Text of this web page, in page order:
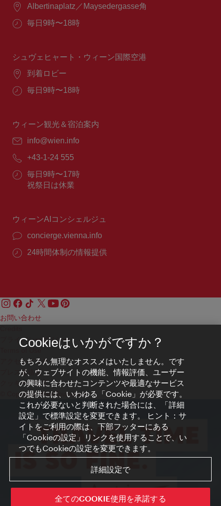
場
Albertinaplatz／Maysedergasse角
営
間：
毎日9時〜18時
シュヴェヒャート・ウィーン国際空港
場
到着ロビー
営
間：
毎日9時〜18時
ウィーン観光＆宿泊案内
E
ー
ル：
info@wien.info
電
番
号：
+43-1-24 555
営
業
毎日9時〜17時
祝祭日は休業
ウィーンAIコンシェルジュ
concierge.vienna.info
24時間体制の情報提供
お問い合わせ
プライバシーポリシー
アクセシビリティ
プレス連絡先
クッキーの設定
© Copyright WienTourismus
Cookieはいかがですか？
もちろん無理なオススメはいたしません。です
が、ウェブサイトの機能、情報評価、ユーザー
の興味に合わせたコンテンツや最適なサービス
の提供には、いわゆる「Cookie」が必要です。
これが必要ないと判断された場合には、「詳細
設定」で標準設定を変更できます。 ヒント：サ
イトをご利用の際は、下部フッターにある
「Cookieの設定」リンクを使用することで、い
つでもCookieの設定を変更できます。
詳細設定で
全てのCOOKIE使用を承諾する